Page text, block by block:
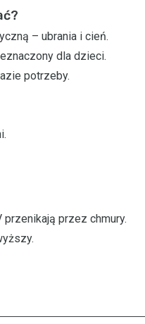
– ubrania i cień.
dla dzieci.
potrzeby.
przenikają przez chmury.